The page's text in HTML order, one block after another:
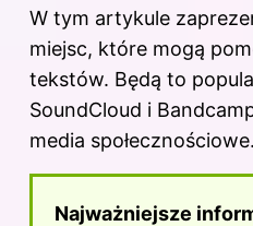
W tym artykule
miejsc, które mogą
tekstów. Będą to
SoundCloud i
media społecznościowe.
Najważniejsze